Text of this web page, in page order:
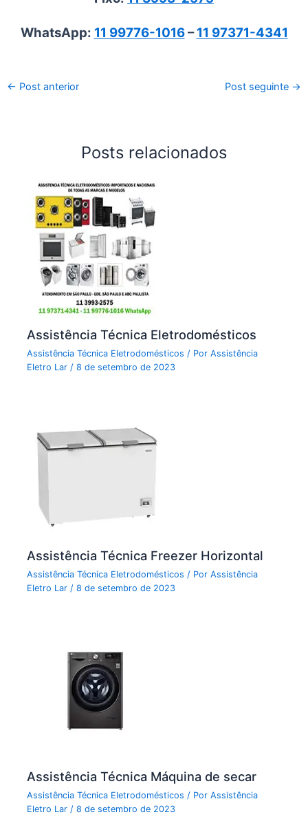
WhatsApp: 11 99776-1016–11 97371-4341
← Post anterior Post seguinte →
Posts relacionados
Assistência Técnica Eletrodomésticos
Assistência Técnica Eletrodomésticos / PorAssistência
Eletro Lar /8 de setembro de 2023
Assistência Técnica Freezer Horizontal
Assistência Técnica Eletrodomésticos / PorAssistência
Eletro Lar/8 de setembro de 2023
Assistência Técnica Máquina de secar
Assistência Técnica Eletrodomésticos / PorAssistência
Eletro Lar/8 de setembro de 2023